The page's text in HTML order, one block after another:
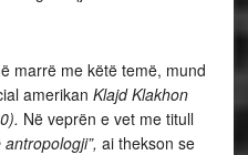
marrë me këtë temë, mund
amerikan Klajd Klakhon
Në veprën e vet me titull
ai thekson se